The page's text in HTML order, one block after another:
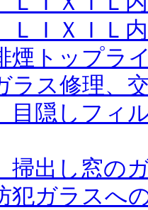
ＩＸＩＬ
トップラ
ス修理、
目隠しフィ
掃出し窓の
ガラスへ